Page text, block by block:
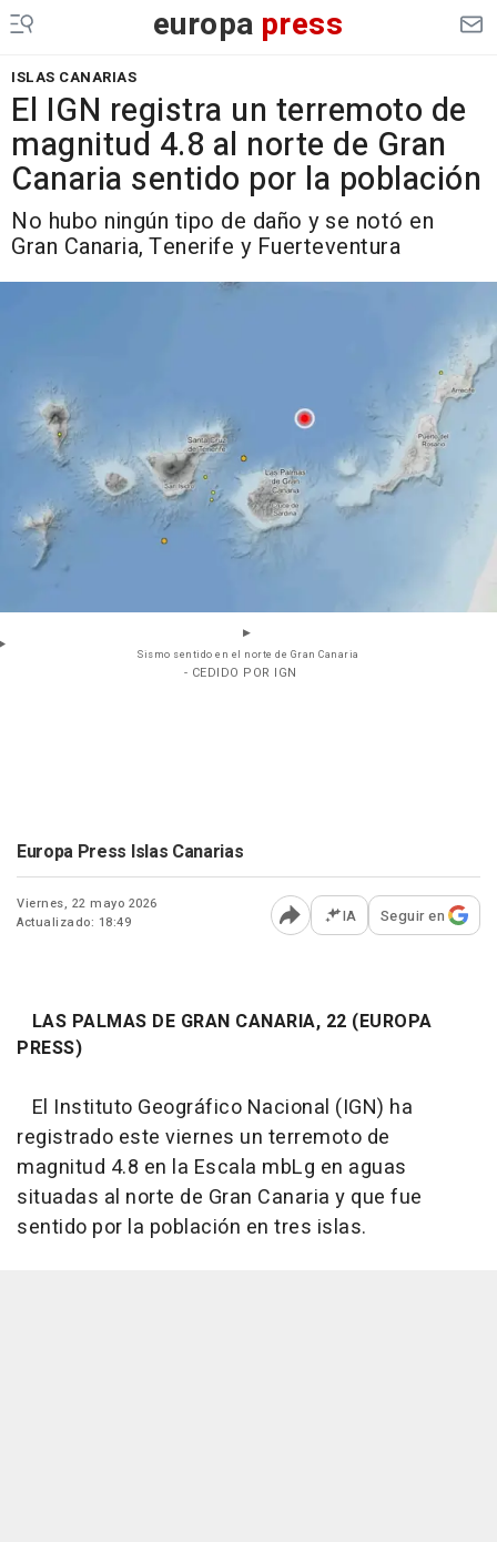
europa press
ISLAS CANARIAS
El IGN registra un terremoto de
magnitud 4.8 al norte de Gran
Canaria sentido por la población
No hubo ningún tipo de daño y se notó en
Gran Canaria, Tenerife y Fuerteventura
Sismo sentido en el norte de Gran Canaria
- CEDIDO POR IGN
Europa Press Islas Canarias
Viernes, 22 mayo 2026
Actualizado: 18:49
Abrir opciones para
IA Seguir en
LAS PALMAS DE GRAN CANARIA, 22 (EUROPA
PRESS)
El Instituto Geográfico Nacional (IGN) ha
registrado este viernes un terremoto de
magnitud 4.8 en la Escala mbLg en aguas
situadas al norte de Gran Canaria y que fue
sentido por la población en tres islas.